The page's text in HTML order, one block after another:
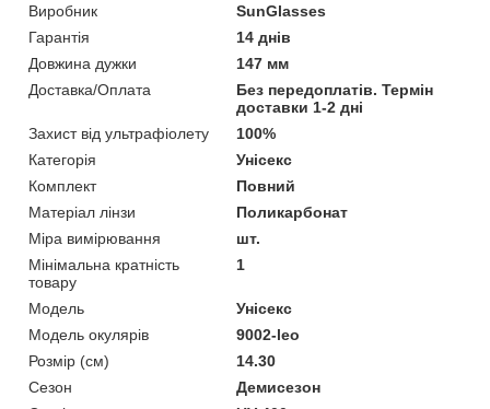
Виробник
SunGlasses
Гарантія
14 днів
Довжина дужки
147 мм
Доставка/Оплата
Без передоплатів. Термін
доставки 1-2 дні
Захист від ультрафіолету
100%
Категорія
Унісекс
Комплект
Повний
Матеріал лінзи
Поликарбонат
Міра вимірювання
шт.
Мінімальна кратність
товару
1
Мoдель
Унісекс
Модель окулярів
9002-leo
Розмір (см)
14.30
Сезон
Демисезон